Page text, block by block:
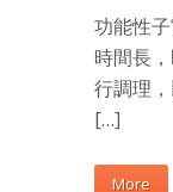
功能性
時間長
行調理
[…]
More